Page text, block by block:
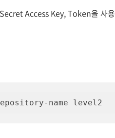
Access Key, Token을 사
name level2